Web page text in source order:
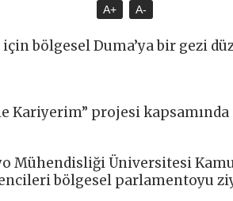
A+ A-
bölgesel Duma’ya bir gezi
Kariyerim” projesi kapsamında
Mühendisliği Üniversitesi
bölgesel parlamentoyu